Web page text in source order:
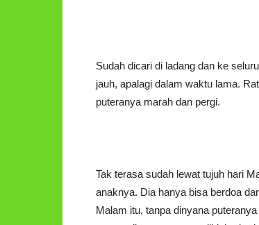
Sudah dicari di ladang dan ke
jauh, apalagi dalam waktu lama.
puteranya marah dan pergi.
Tak terasa sudah lewat tujuh hari
anaknya. Dia hanya bisa berdoa
Malam itu, tanpa dinyana